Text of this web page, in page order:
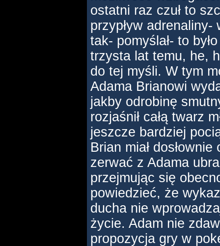
ostatni raz czuł to
przypływ
tak- pomyślał- to
trzysta lat temu, he,
do tej myśli. W tym
Adama Brianowi
jakby odrobinę
rozjaśnił całą twarz
jeszcze bardziej
Brian miał
zerwać z Adama
przejmując się
powiedzieć, że
ducha nie
życie. Adam nie
propozycja gry w